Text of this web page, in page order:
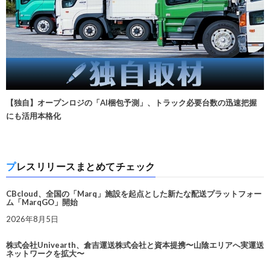
【独自】オープンロジの「AI梱包予測」、トラック必要台数の迅速把握
にも活用本格化
プレスリリースまとめてチェック
CBcloud、全国の「Marq」施設を起点とした新たな配送プラットフォー
ム「MarqGO」開始
2026年8月5日
株式会社Univearth、倉吉運送株式会社と資本提携〜山陰エリアへ実運送
ネットワークを拡大〜